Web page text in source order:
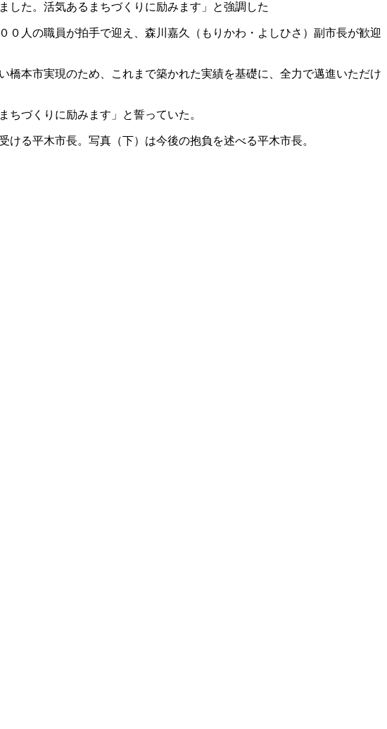
した。活気あるまちづくりに励みます」と強調した
人の職員が拍手で迎え、森川嘉久（もりかわ・よしひさ）副市長が歓迎
橋本市実現のため、これまで築かれた実績を基礎に、全力で邁進いただけ
づくりに励みます」と誓っていた。
る平木市長。写真（下）は今後の抱負を述べる平木市長。